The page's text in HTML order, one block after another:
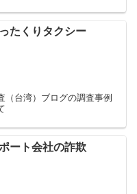
たくりタクシー
（台湾）ブログの調査事例
ート会社の詐欺